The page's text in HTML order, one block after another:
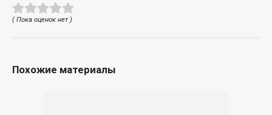
( Пока оценок нет )
Похожие материалы